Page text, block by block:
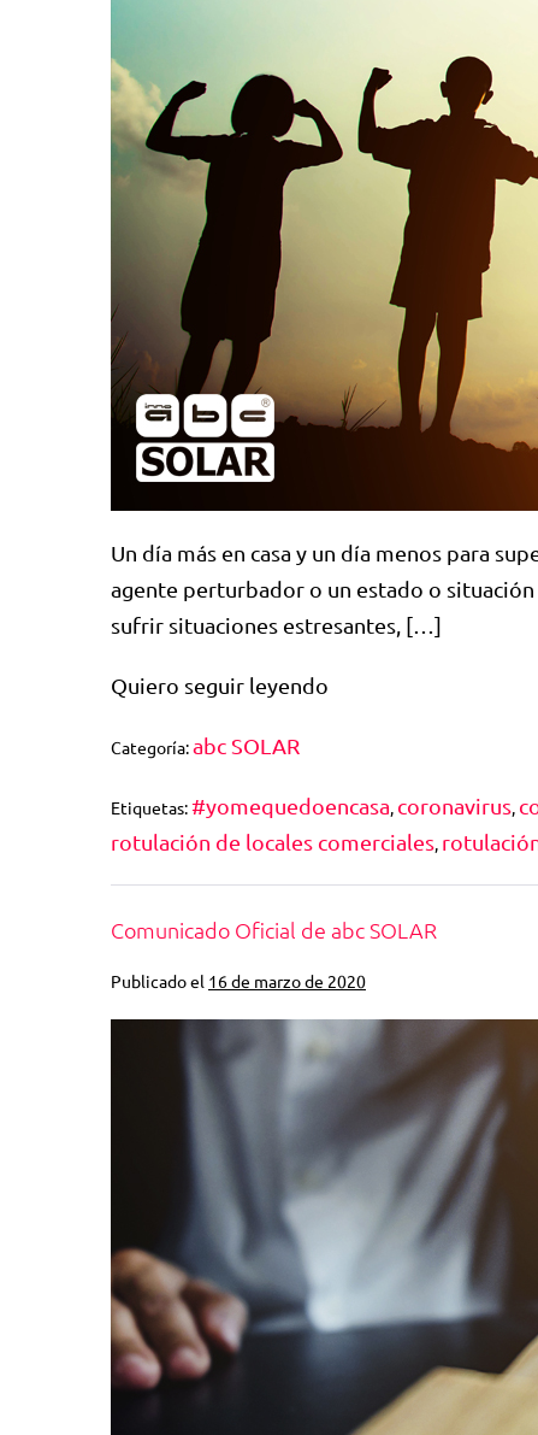
Un día más en casa y un día menos para
agente perturbador o un estado o situación
sufrir situaciones estresantes, […]
Quiero seguir leyendo
Categoría:abc SOLAR
Etiquetas:#yomequedoencasa, coronavirus,
rotulación de locales comerciales,
Comunicado Oficial de abc SOLAR
Publicado el 16 de marzo de 2020